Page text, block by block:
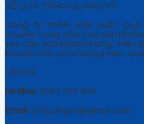
VỀ QUÀ TẶNG QUANG VŨ
Công ty TNHH Sản xuất
chuyên cung cấp các sản
yêu cầu của khách hàng, miễn
khuyến mãi, quà quảng cáo, quà
LIÊN HỆ
Hotline: 0961 425 999
Email: qtquangvu@gmail.com